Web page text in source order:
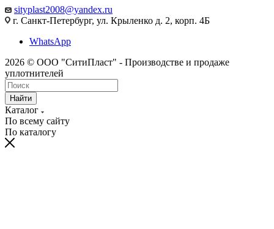
sityplast2008@yandex.ru
г. Санкт-Петербург, ул. Крыленко д. 2, корп. 4Б
WhatsApp
2026 © ООО "СитиПласт" - Производстве и продаже
уплотнителей
Найти
Каталог
По всему сайту
По каталогу